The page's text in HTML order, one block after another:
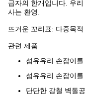
급자의 한개입니다. 우
사는 환영.
뜨거운 꼬리표: 다중목적
관련 제품
섬유유리 손잡이
섬유유리 손잡이
단단한 강철 벽돌